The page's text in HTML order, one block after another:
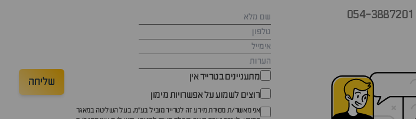
מתעניינים בטרייד אין
רוצים לשמוע על אפשרויות מימון
אני מאשר/ת מסירת מידע זה לטרייד מוביל בע"מ, בעל השליטה במאגר
שליחה